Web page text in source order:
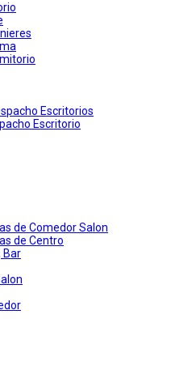
Escritorios
Escritorio
de Comedor Salon
de Centro
Bar